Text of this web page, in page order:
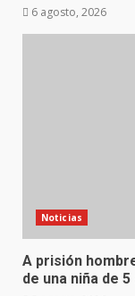
6 agosto, 2026
Noticias
A prisión
de una niña de